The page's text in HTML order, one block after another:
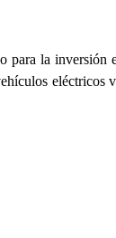
para la inversión
eléctricos